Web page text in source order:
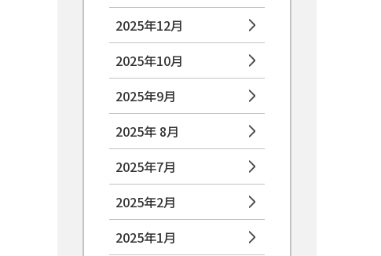
2025年12月
2025年10月
2025年9月
2025年 8月
2025年7月
2025年2月
2025年1月